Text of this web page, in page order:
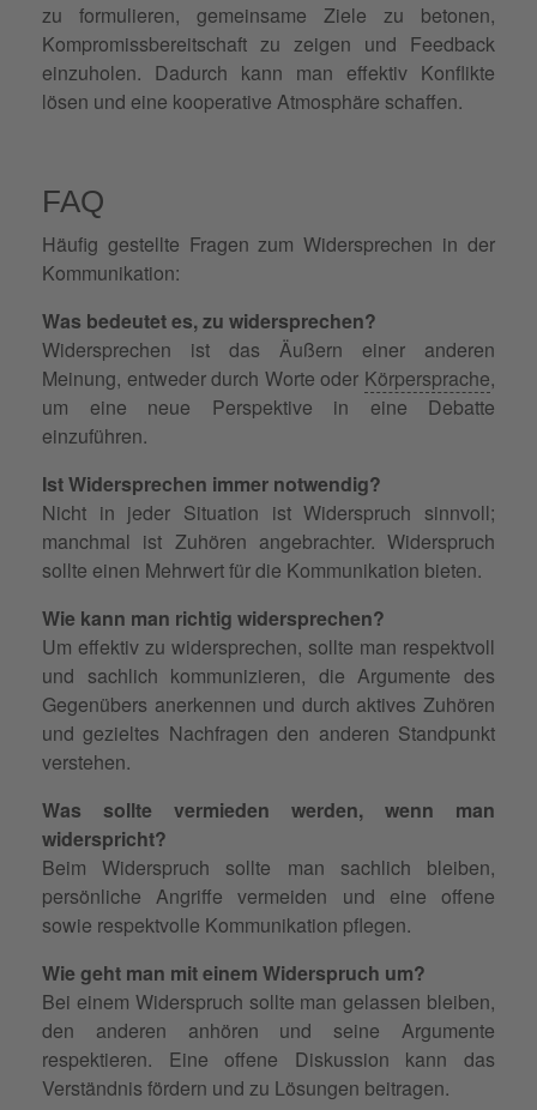
zu formulieren, gemeinsame Ziele zu betonen,
Kompromissbereitschaft zu zeigen und Feedback
einzuholen. Dadurch kann man effektiv Konflikte
lösen und eine kooperative Atmosphäre schaffen.
FAQ
Häufig gestellte Fragen zum Widersprechen in der
Kommunikation:
Was bedeutet es, zu widersprechen?
Widersprechen ist das Äußern einer anderen
Meinung, entweder durch Worte oder Körpersprache,
um eine neue Perspektive in eine Debatte
einzuführen.
Ist Widersprechen immer notwendig?
Nicht in jeder Situation ist Widerspruch sinnvoll;
manchmal ist Zuhören angebrachter. Widerspruch
sollte einen Mehrwert für die Kommunikation bieten.
Wie kann man richtig widersprechen?
Um effektiv zu widersprechen, sollte man respektvoll
und sachlich kommunizieren, die Argumente des
Gegenübers anerkennen und durch aktives Zuhören
und gezieltes Nachfragen den anderen Standpunkt
verstehen.
Was sollte vermieden werden, wenn man
widerspricht?
Beim Widerspruch sollte man sachlich bleiben,
persönliche Angriffe vermeiden und eine offene
sowie respektvolle Kommunikation pflegen.
Wie geht man mit einem Widerspruch um?
Bei einem Widerspruch sollte man gelassen bleiben,
den anderen anhören und seine Argumente
respektieren. Eine offene Diskussion kann das
Verständnis fördern und zu Lösungen beitragen.